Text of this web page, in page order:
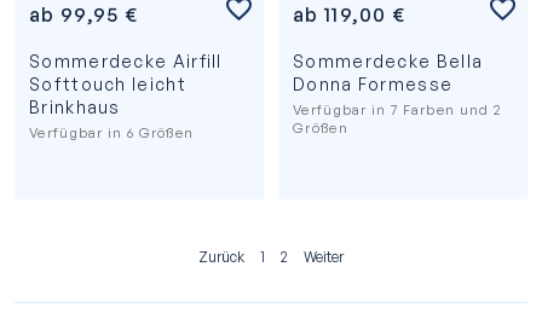
ab 99,95 €
Sommerdecke Airfill
Softtouch leicht
Brinkhaus
Verfügbar in 6 Größen
ab119,00 €
Sommerdecke Bella
Donna Formesse
Verfügbar in 7 Farben und 2
Größen
Zurück 1 2 Weiter